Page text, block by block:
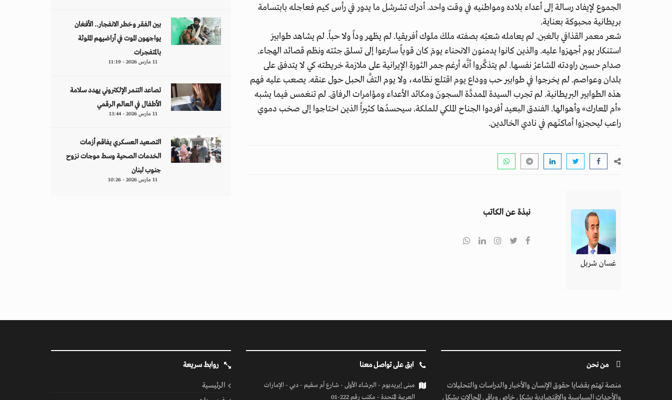
الجموع لإيفاد رسالة إلى أعداء بلاده ومواطنيه في وقت واحد. أدرك تشرشل ما يدور في رأس كيم فعاجله بابتسامة
بريطانية محبوكة بعناية.
شعر معمر القذافي بالغبن. لم يعامله شعبُه بصفته ملكَ ملوك أفريقيا. لم يظهر وداً ولا حباً. لم يشاهد طوابيرَ
استنكار يوم أجهزوا عليه. والذين كانوا يدمنون الانحناء يومَ كان قوياً سارعوا إلى تسلق جثته ونظم قصائد الهجاء.
صدام حسين راودته المشاعرُ نفسها. لم يتذكَّروا أنَّه أرغم جمر الثورة الإيرانية على ملازمة خريطته كي لا يتدفق على
بلدان وعواصم. لم يخرجوا في طوابير حب ووداع يوم اقتلع نظامه، ولا يوم التفَّ الحبل حول عنقه. يصعب عليه فهم
هذه الطوابير البريطانية. لم تجرب السيدة الممددَّة السجونَ ومكائد الأعداء ومؤامرات الرفاق. لم تنغمس فيما يشبه
«أم المعارك» وأهوالها. الفندق البعيد أفردوا الجناح الملكي للملكة. سيحسدُها كثيراً الذين احتاجوا إلى صخب دموي
راعب ليحجزوا أماكنَهم في نادي الخالدين.
غسان شربل
نبذة عن الكاتب
بين الفقر وخطر الانفجار.. الأفغان
يواجهون الموت في أراضيهم الملوثة
بالمتفجرات
11 مارس 2026 - 11:19
تصاعد التنمر الإلكتروني يهدد سلامة
الأطفال في العالم الرقمي
11 مارس 2026 - 13:44
التصعيد العسكري يفاقم أزمات
الخدمات الصحية وسط موجات نزوح
جنوب لبنان
11 مارس 2026 - 10:26
من نحن
منصة تهتم بقضايا حقوق الإنسان والأخبار والدراسات والتحليلات
والأحداث السياسية والاقتصادية بشكل خاص وباقي المجالات بشكل
ابق على تواصل معنا
مبنى إيريديوم - البرشاء الأولى - شارع أم سقيم - دبي - الإمارات
العربية المتحدة - مكتب رقم 222-01
روابط سريعة
الرئيسية